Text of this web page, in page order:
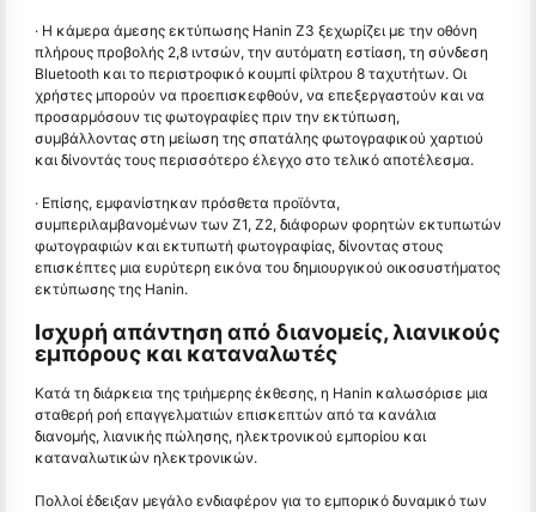
· Η κάμερα άμεσης εκτύπωσης Hanin Z3 ξεχωρίζει με την οθόνη
πλήρους προβολής 2,8 ιντσών, την αυτόματη εστίαση, τη σύνδεση
Bluetooth και το περιστροφικό κουμπί φίλτρου 8 ταχυτήτων. Οι
χρήστες μπορούν να προεπισκεφθούν, να επεξεργαστούν και να
προσαρμόσουν τις φωτογραφίες πριν την εκτύπωση,
συμβάλλοντας στη μείωση της σπατάλης φωτογραφικού χαρτιού
και δίνοντάς τους περισσότερο έλεγχο στο τελικό αποτέλεσμα.
· Επίσης, εμφανίστηκαν πρόσθετα προϊόντα,
συμπεριλαμβανομένων των Z1, Z2, διάφορων φορητών εκτυπωτών
φωτογραφιών και εκτυπωτή φωτογραφίας, δίνοντας στους
επισκέπτες μια ευρύτερη εικόνα του δημιουργικού οικοσυστήματος
εκτύπωσης της Hanin.
Ισχυρή απάντηση από διανομείς, λιανικούς
εμπόρους και καταναλωτές
Κατά τη διάρκεια της τριήμερης έκθεσης, η Hanin καλωσόρισε μια
σταθερή ροή επαγγελματιών επισκεπτών από τα κανάλια
διανομής, λιανικής πώλησης, ηλεκτρονικού εμπορίου και
καταναλωτικών ηλεκτρονικών.
Πολλοί έδειξαν μεγάλο ενδιαφέρον για το εμπορικό δυναμικό των